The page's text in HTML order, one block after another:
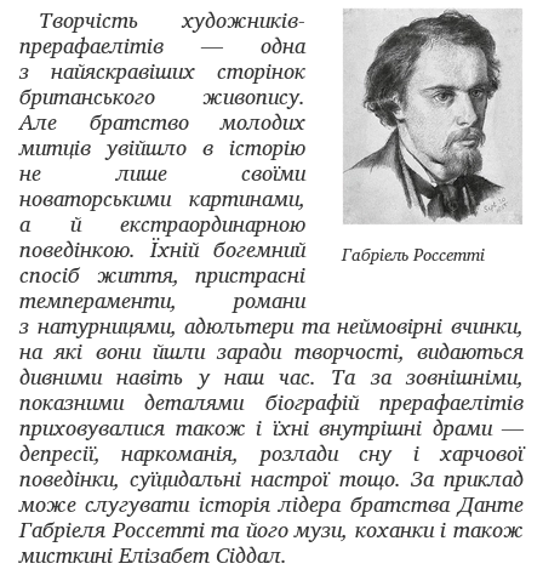
Габріель Россетті
Творчість художників-
прерафаелітів — одна
з найяскравіших сторінок
британського живопису.
Але братство молодих
митців увійшло в історію
не лише своїми
новаторськими картинами,
а й екстраординарною
поведінкою. Їхній богемний
спосіб життя, пристрасні
темпераменти, романи
з натурницями, адюльтери та неймовірні вчинки,
на які вони йшли заради творчості, видаються
дивними навіть у наш час. Та за зовнішніми,
показними деталями біографій прерафаелітів
приховувалися також і їхні внутрішні драми —
депресії, наркоманія, розлади сну і харчової
поведінки, суїцидальні настрої тощо. За приклад
може слугувати історія лідера братства Данте
Габріеля Россетті та його музи, коханки і також
мисткині Елізабет Сіддал.